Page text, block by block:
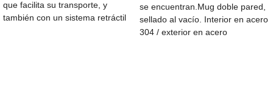
que facilita su transporte, y
también con un sistema retráctil
se encuentran.Mug doble pared,
sellado al vacío. Interior en acero
304 / exterior en acero